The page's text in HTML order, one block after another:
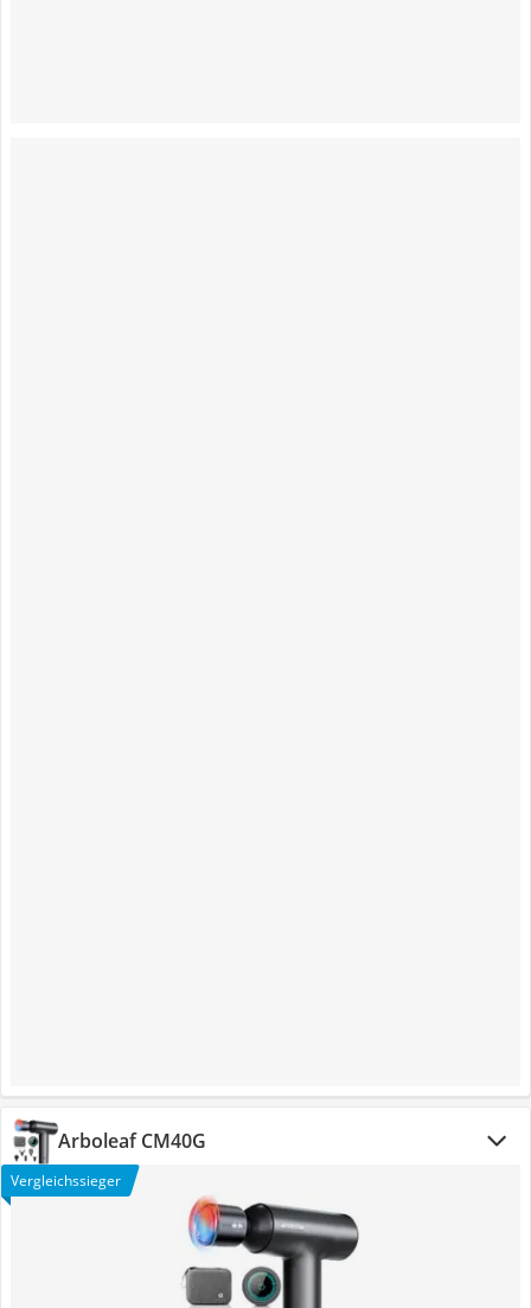
Arboleaf CM40G
Vergleichssieger